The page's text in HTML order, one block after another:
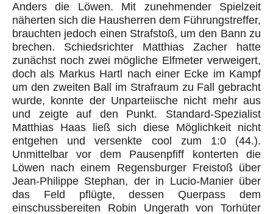
Anders die Löwen. Mit zunehmender Spielzeit
näherten sich die Hausherren dem Führungstreffer,
brauchten jedoch einen Strafstoß, um den Bann zu
brechen. Schiedsrichter Matthias Zacher hatte
zunächst noch zwei mögliche Elfmeter verweigert,
doch als Markus Hartl nach einer Ecke im Kampf
um den zweiten Ball im Strafraum zu Fall gebracht
wurde, konnte der Unparteiische nicht mehr aus
und zeigte auf den Punkt. Standard-Spezialist
Matthias Haas ließ sich diese Möglichkeit nicht
entgehen und versenkte cool zum 1:0 (44.).
Unmittelbar vor dem Pausenpfiff konterten die
Löwen nach einem Regensburger Freistoß über
Jean-Philippe Stephan, der in Lucio-Manier über
das Feld pflügte, dessen Querpass dem
einschussbereiten Robin Ungerath von Torhüter